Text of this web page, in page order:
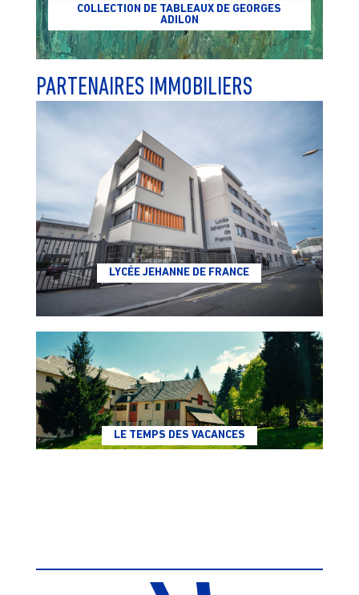
COLLECTION DE TABLEAUX DE GEORGES
ADILON
PARTENAIRES IMMOBILIERS
LYCÉE JEHANNE DE FRANCE
LE TEMPS DES VACANCES